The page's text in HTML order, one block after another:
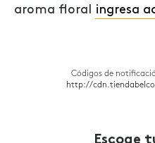
aroma floral ingresa
Códigos de
http://